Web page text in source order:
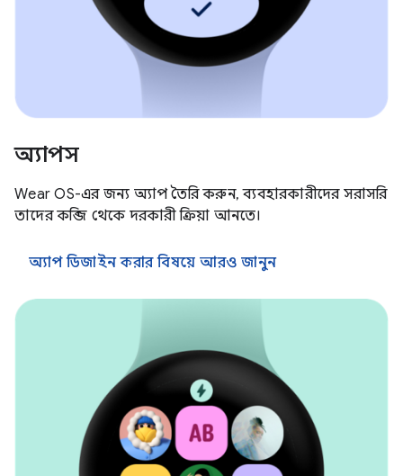
অ্যাপস
Wear OS-এর জন্য অ্যাপ তৈরি করুন, ব্যবহারকারীদের সরাসরি
তাদের কব্জি থেকে দরকারী ক্রিয়া আনতে।
অ্যাপ ডিজাইন করার বিষয়ে আরও জানুন